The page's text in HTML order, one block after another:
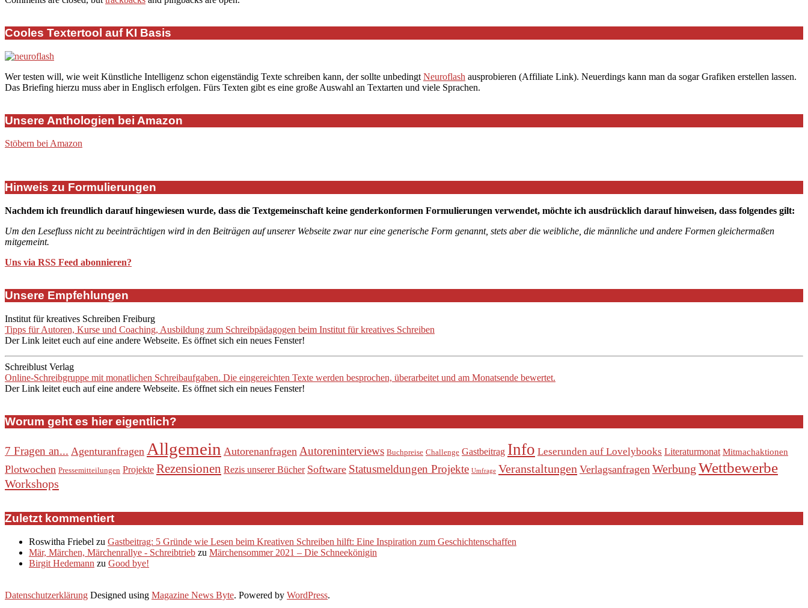
Cooles Textertool auf KI Basis
Wer testen will, wie weit Künstliche Intelligenz schon eigenständig Texte schreiben kann, der sollte unbedingt Neuroflash ausprobieren (Affiliate Link). Neuerdings kann man da sogar Grafiken erstellen lassen.
Das Briefing hierzu muss aber in Englisch erfolgen. Fürs Texten gibt es eine große Auswahl an Textarten und viele Sprachen.
Unsere Anthologien bei Amazon
Stöbern bei Amazon
Hinweis zu Formulierungen
Nachdem ich freundlich darauf hingewiesen wurde, dass die Textgemeinschaft keine genderkonformen Formulierungen verwendet, möchte ich ausdrücklich darauf hinweisen, dass folgendes gilt:
Um den Lesefluss nicht zu beeinträchtigen wird in den Beiträgen auf unserer Webseite zwar nur eine generische Form genannt, stets aber die weibliche, die männliche und andere Formen gleichermaßen
mitgemeint.
Uns via RSS Feed abonnieren?
Unsere Empfehlungen
Institut für kreatives Schreiben Freiburg
Tipps für Autoren, Kurse und Coaching, Ausbildung zum Schreibpädagogen beim Institut für kreatives Schreiben
Der Link leitet euch auf eine andere Webseite. Es öffnet sich ein neues Fenster!
Schreiblust Verlag
Online-Schreibgruppe mit monatlichen Schreibaufgaben. Die eingereichten Texte werden besprochen, überarbeitet und am Monatsende bewertet.
Der Link leitet euch auf eine andere Webseite. Es öffnet sich ein neues Fenster!
Worum geht es hier eigentlich?
7 Fragen an... Agenturanfragen Allgemein Autorenanfragen Autoreninterviews Buchpreise Challenge Gastbeitrag Info Leserunden auf Lovelybooks Literaturmonat Mitmachaktionen
Plotwochen Pressemitteilungen Projekte Rezensionen Rezis unserer Bücher Software Statusmeldungen Projekte Umfrage Veranstaltungen Verlagsanfragen Werbung Wettbewerbe
Workshops
Zuletzt kommentiert
Roswitha Friebel zu Gastbeitrag: 5 Gründe wie Lesen beim Kreativen Schreiben hilft: Eine Inspiration zum Geschichtenschaffen
Mär, Märchen, Märchenrallye - Schreibtrieb zu Märchensommer 2021 – Die Schneekönigin
Birgit Hedemann zu Good bye!
Datenschutzerklärung Designed using Magazine News Byte. Powered by WordPress.